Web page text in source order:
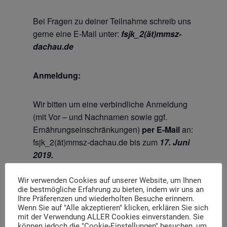
Bei Fragen zu deiner Teilnahme schreib uns
gerne eine E-Mail unter: fsjk_2(ät)mmsz-
dachau.de
Anmeldung:
Wir bitten um eine verbindliche Anmeldung
(mit Vor – und Nachnamen sowie ggf.
Ernährungseinschränkungen) per E-Mailan:
fsjk_2(ät)mmsz-dachau.de bis zum 17. Juni
2019.
Einlassvorbehalt:
Personen, die rechtsextremen Parteien oder
Wir verwenden Cookies auf unserer Website, um Ihnen
die bestmögliche Erfahrung zu bieten, indem wir uns an
Ihre Präferenzen und wiederholten Besuche erinnern.
Wenn Sie auf "Alle akzeptieren" klicken, erklären Sie sich
mit der Verwendung ALLER Cookies einverstanden. Sie